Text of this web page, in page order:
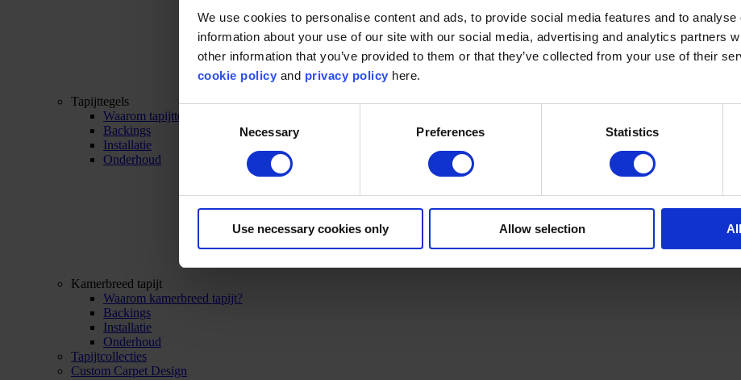
We use cookies to personalise content and ads, to provide social media features and to
information about your use of our site with our social media, advertising and analytics partners
other information that you’ve provided to them or that they’ve collected from your use of their
cookie policy and privacy policy here.
Consent
Necessary Preferences Statistics
Use necessary cookies only Allow selection
Tapijttegels
Waarom tapijttegels?
Backings
Installatie
Onderhoud
Kamerbreed tapijt
Waarom kamerbreed tapijt?
Backings
Installatie
Onderhoud
Tapijtcollecties
Custom Carpet Design